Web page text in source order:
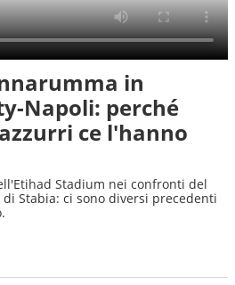
in
Napoli: perché
ce l'hanno
Stadium nei confronti del
Stabia: ci sono diversi precedenti